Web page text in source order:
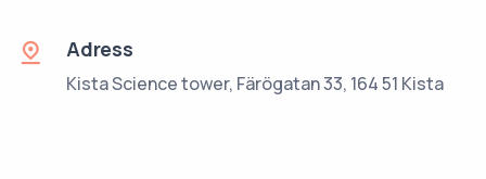
Adress
Kista Science tower, Färögatan 33, 164 51 Kista